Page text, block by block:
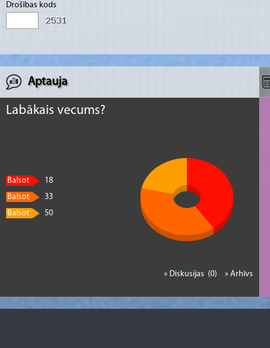
Drošības kods
Aptauja
Labākais vecums?
Balsot
18
Balsot
33
Balsot
50
» Arhīvs
» Diskusijas (0)